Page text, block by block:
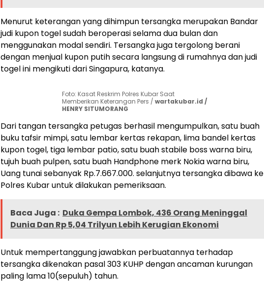
Menurut keterangan yang dihimpun tersangka merupakan Bandar
judi kupon togel sudah beroperasi selama dua bulan dan
menggunakan modal sendiri. Tersangka juga tergolong berani
dengan menjual kupon putih secara langsung di rumahnya dan judi
togel ini mengikuti dari Singapura, katanya.
Foto: Kasat Reskrim Polres Kubar Saat
Memberikan Keterangan Pers / wartakubar.id /
HENRY SITUMORANG
Dari tangan tersangka petugas berhasil mengumpulkan, satu buah
buku tafsir mimpi, satu lembar kertas rekapan, lima bandel kertas
kupon togel, tiga lembar patio, satu buah stabile boss warna biru,
tujuh buah pulpen, satu buah Handphone merk Nokia warna biru,
Uang tunai sebanyak Rp.7.667.000. selanjutnya tersangka dibawa ke
Polres Kubar untuk dilakukan pemeriksaan.
Baca Juga : Duka Gempa Lombok, 436 Orang Meninggal
Dunia Dan Rp 5,04 Trilyun Lebih Kerugian Ekonomi
Untuk mempertanggung jawabkan perbuatannya terhadap
tersangka dikenakan pasal 303 KUHP dengan ancaman kurungan
paling lama 10(sepuluh) tahun.